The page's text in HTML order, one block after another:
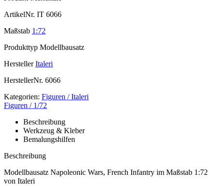
ArtikelNr. IT 6066
Maßstab 1:72
Produkttyp Modellbausatz
Hersteller Italeri
HerstellerNr. 6066
Kategorien: Figuren / Italeri
Figuren / 1/72
Beschreibung
Werkzeug & Kleber
Bemalungshilfen
Beschreibung
Modellbausatz Napoleonic Wars, French Infantry im Maßstab 1:72
von Italeri